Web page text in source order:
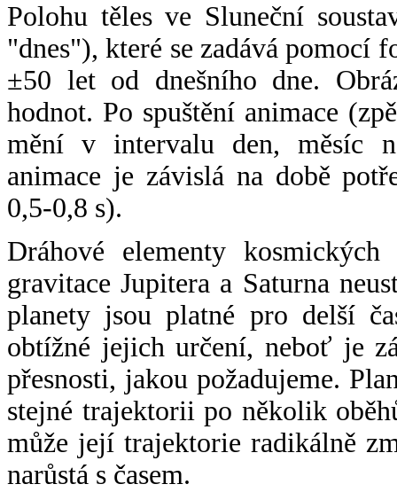
Polohu těles ve Sluneční
"dnes"), které se zadává pomocí
±50 let od dnešního dne.
hodnot. Po spuštění animace
mění v intervalu den, měsíc
animace je závislá na době
0,5-0,8 s).
Dráhové elementy
gravitace Jupitera a Saturna
planety jsou platné pro delší
obtížné jejich určení, neboť je
přesnosti, jakou požadujeme.
stejné trajektorii po několik
může její trajektorie radikálně
narůstá s časem.